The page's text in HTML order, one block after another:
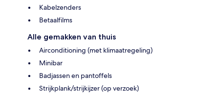
Kabelzenders
Betaalfilms
Alle gemakken van thuis
Airconditioning (met klimaatregeling)
Minibar
Badjassen en pantoffels
Strijkplank/strijkijzer (op verzoek)